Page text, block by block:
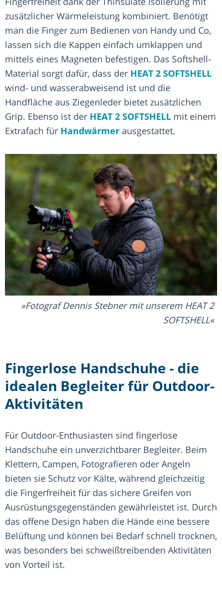
zusätzlicher Wärmeleistung kombiniert. Benötigt
man die Finger zum Bedienen von Handy und Co,
lassen sich die Kappen einfach umklappen und
mittels eines Magneten befestigen. Das Softshell-
Material sorgt dafür, dass der HEAT 2 SOFTSHELL
wind- und wasserabweisend ist und die
Handfläche aus Ziegenleder bietet zusätzlichen
Grip. Ebenso ist der HEAT 2 SOFTSHELL mit einem
Extrafach für Handwärmer ausgestattet.
Fotograf Dennis Stebner mit unserem HEAT 2
SOFTSHELL
Fingerlose Handschuhe - die
idealen Begleiter für Outdoor-
Aktivitäten
Für Outdoor-Enthusiasten sind fingerlose
Handschuhe ein unverzichtbarer Begleiter. Beim
Klettern, Campen, Fotografieren oder Angeln
bieten sie Schutz vor Kälte, während gleichzeitig
die Fingerfreiheit für das sichere Greifen von
Ausrüstungsgegenständen gewährleistet ist. Durch
das offene Design haben die Hände eine bessere
Belüftung und können bei Bedarf schnell trocknen,
was besonders bei schweißtreibenden Aktivitäten
von Vorteil ist.